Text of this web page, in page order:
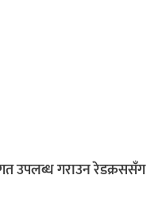
उपलब्ध गराउन रेडक्रससँग